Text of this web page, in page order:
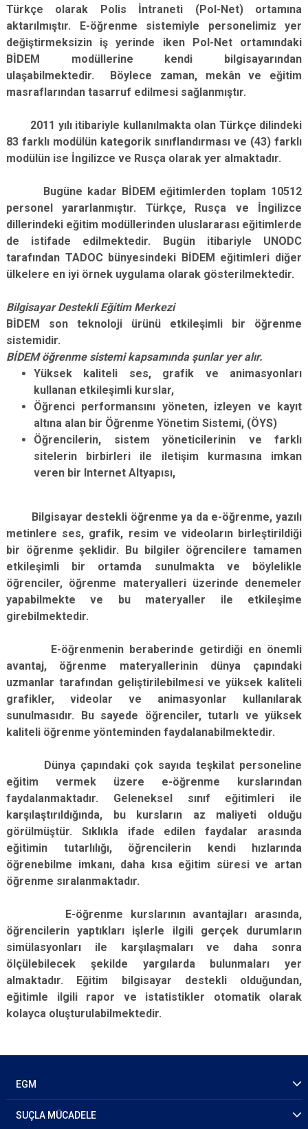
Türkçe olarak Polis İntraneti (Pol-Net) ortamına
aktarılmıştır. E-öğrenme sistemiyle personelimiz yer
değiştirmeksizin iş yerinde iken Pol-Net ortamındaki
BİDEM modüllerine kendi bilgisayarından
ulaşabilmektedir. Böylece zaman, mekân ve eğitim
masraflarından tasarruf edilmesi sağlanmıştır.
2011 yılı itibariyle kullanılmakta olan Türkçe dilindeki
83 farklı modülün kategorik sınıflandırması ve (43) farklı
modülün ise İngilizce ve Rusça olarak yer almaktadır.
Bugüne kadar BİDEM eğitimlerden toplam 10512
personel yararlanmıştır. Türkçe, Rusça ve İngilizce
dillerindeki eğitim modüllerinden uluslararası eğitimlerde
de istifade edilmektedir. Bugün itibariyle UNODC
tarafından TADOC bünyesindeki BİDEM eğitimleri diğer
ülkelere en iyi örnek uygulama olarak gösterilmektedir.
Bilgisayar Destekli Eğitim Merkezi
BİDEM son teknoloji ürünü etkileşimli bir öğrenme
sistemidir.
BİDEM öğrenme sistemi kapsamında şunlar yer alır.
Yüksek kaliteli ses, grafik ve animasyonları
kullanan etkileşimli kurslar,
Öğrenci performansını yöneten, izleyen ve kayıt
altına alan bir Öğrenme Yönetim Sistemi, (ÖYS)
Öğrencilerin, sistem yöneticilerinin ve farklı
sitelerin birbirleri ile iletişim kurmasına imkan
veren bir Internet Altyapısı,
Bilgisayar destekli öğrenme ya da e-öğrenme, yazılı
metinlere ses, grafik, resim ve videoların birleştirildiği
bir öğrenme şeklidir. Bu bilgiler öğrencilere tamamen
etkileşimli bir ortamda sunulmakta ve böylelikle
öğrenciler, öğrenme materyalleri üzerinde denemeler
yapabilmekte ve bu materyaller ile etkileşime
girebilmektedir.
E-öğrenmenin beraberinde getirdiği en önemli
avantaj, öğrenme materyallerinin dünya çapındaki
uzmanlar tarafından geliştirilebilmesi ve yüksek kaliteli
grafikler, videolar ve animasyonlar kullanılarak
sunulmasıdır. Bu sayede öğrenciler, tutarlı ve yüksek
kaliteli öğrenme yönteminden faydalanabilmektedir.
Dünya çapındaki çok sayıda teşkilat personeline
eğitim vermek üzere e-öğrenme kurslarından
faydalanmaktadır. Geleneksel sınıf eğitimleri ile
karşılaştırıldığında, bu kursların az maliyeti olduğu
görülmüştür. Sıklıkla ifade edilen faydalar arasında
eğitimin tutarlılığı, öğrencilerin kendi hızlarında
öğrenebilme imkanı, daha kısa eğitim süresi ve artan
öğrenme sıralanmaktadır.
E-öğrenme kurslarının avantajları arasında,
öğrencilerin yaptıkları işlerle ilgili gerçek durumların
simülasyonları ile karşılaşmaları ve daha sonra
ölçülebilecek şekilde yargılarda bulunmaları yer
almaktadır. Eğitim bilgisayar destekli olduğundan,
eğitimle ilgili rapor ve istatistikler otomatik olarak
kolayca oluşturulabilmektedir.
EGM
SUÇLA MÜCADELE